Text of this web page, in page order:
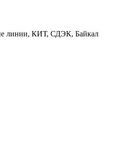
линии, КИТ, СДЭК, Байкал